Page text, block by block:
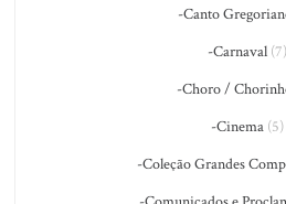
-Canto
-Carnaval (7)
-Choro /
-Cinema (5)
-Coleção Grandes